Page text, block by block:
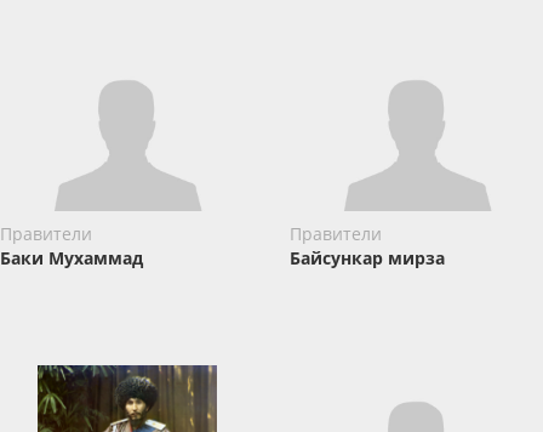
Правители
Баки Мухаммад
Правители
Байсункар мирза